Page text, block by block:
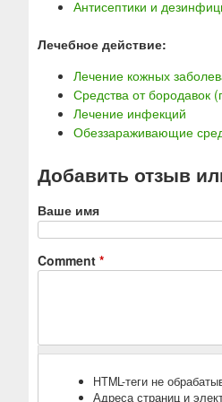
Антисептики и
Лечебное действие:
Лечение кожных
Средства от бородавок
Лечение инфекций
Обеззараживающие
Добавить отзыв
Ваше имя
Comment *
HTML-теги не
Адреса страниц и